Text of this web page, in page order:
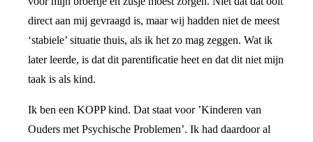
direct aan mij gevraagd is, maar wij hadden niet de meest
‘stabiele’ situatie thuis, als ik het zo mag zeggen. Wat ik
later leerde, is dat dit parentificatie heet en dat dit niet mijn
taak is als kind.
Ik ben een KOPP kind. Dat staat voor ’Kinderen van
Ouders met Psychische Problemen’. Ik had daardoor al